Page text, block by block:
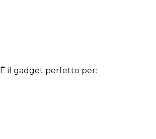
il gadget perfetto per: